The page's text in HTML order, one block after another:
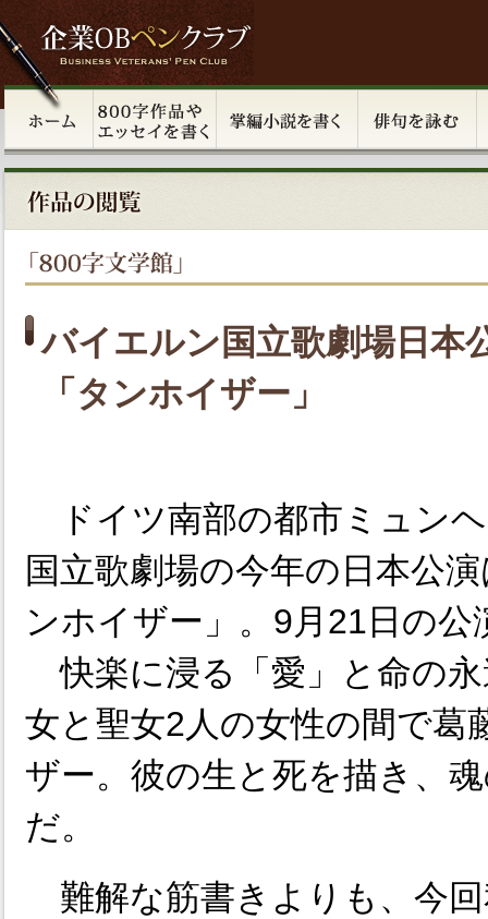
バイエルン国立歌劇場日
「タンホイザー」
ドイツ南部の都市ミュン
国立歌劇場の今年の日本公
ンホイザー」。9月21日の公
快楽に浸る「愛」と命の
女と聖女2人の女性の間で葛
ザー。彼の生と死を描き、
だ。
難解な筋書きよりも、今